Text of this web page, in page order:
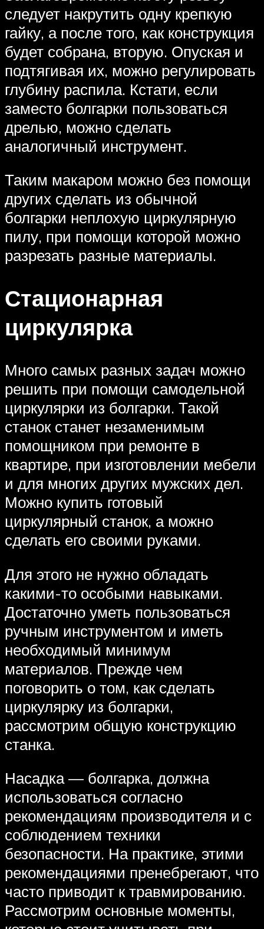
следует накрутить одну крепкую
гайку, а после того, как конструкция
будет собрана, вторую. Опуская и
подтягивая их, можно регулировать
глубину распила. Кстати, если
заместо болгарки пользоваться
дрелью, можно сделать
аналогичный инструмент.
Таким макаром можно без помощи
других сделать из обычной
болгарки неплохую циркулярную
пилу, при помощи которой можно
разрезать разные материалы.
Стационарная
циркулярка
Много самых разных задач можно
решить при помощи самодельной
циркулярки из болгарки. Такой
станок станет незаменимым
помощником при ремонте в
квартире, при изготовлении мебели
и для многих других мужских дел.
Можно купить готовый
циркулярный станок, а можно
сделать его своими руками.
Для этого не нужно обладать
какими-то особыми навыками.
Достаточно уметь пользоваться
ручным инструментом и иметь
необходимый минимум
материалов. Прежде чем
поговорить о том, как сделать
циркулярку из болгарки,
рассмотрим общую конструкцию
станка.
Насадка — болгарка, должна
использоваться согласно
рекомендациям производителя и с
соблюдением техники
безопасности. На практике, этими
рекомендациями пренебрегают, что
часто приводит к травмированию.
Рассмотрим основные моменты,